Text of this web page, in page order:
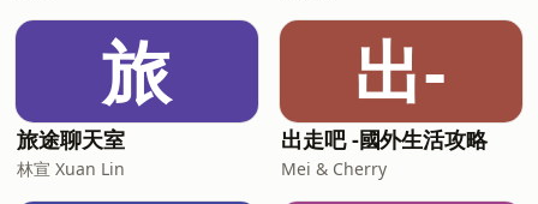
旅
旅途聊天室
林宣 Xuan Lin
出-
出走吧 -國外生活攻略
Mei & Cherry